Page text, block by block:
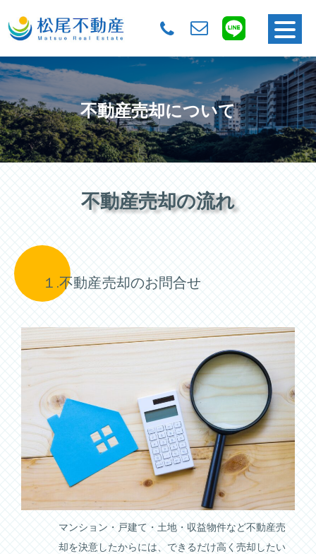
不動産売却について
不動産売却の流れ
１.不動産売却のお問合せ
マンション・戸建て・土地・収益物件など不動産売
却を決意したからには、できるだけ高く売却したい